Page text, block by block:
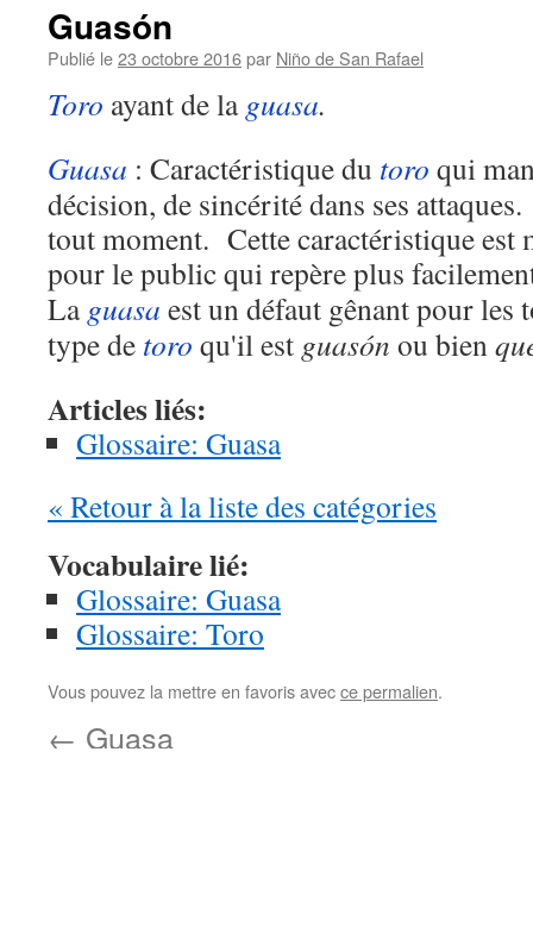
Guasón
Publié le23 octobre 2016par Niño de San Rafael
Toro ayant de la guasa.
Guasa : Caractéristique du toro qui
décision, de sincérité dans ses
tout moment. Cette caractéristique est
pour le public qui repère plus
La guasa est un défaut gênant pour
type de toro qu'il est guasón ou bien
Articles liés:
Glossaire: Guasa
« Retour à la liste des catégories
Vocabulaire lié:
Glossaire: Guasa
Glossaire: Toro
Vous pouvez la mettre en favoris avecce permalien.
← Guasa